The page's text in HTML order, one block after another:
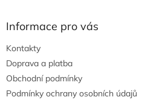
Informace pro vás
Kontakty
Doprava a platba
Obchodní podmínky
Podmínky ochrany osobních údajů